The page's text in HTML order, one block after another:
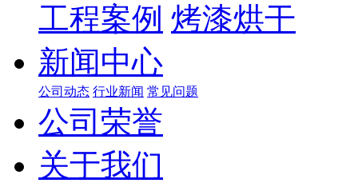
工程案例 烤漆烘干
新闻中心
公司动态 行业新闻 常见问题
公司荣誉
关于我们